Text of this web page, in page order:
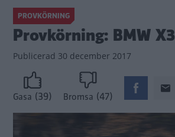
PROVKÖRNING
Provkörning: BMW X3
Publicerad 30 december 2017
Gasa (39) Bromsa (47)